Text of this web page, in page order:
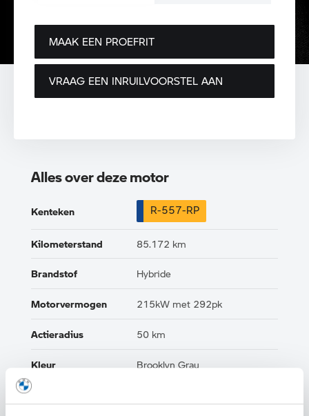
MAAK EEN PROEFRIT
VRAAG EEN INRUILVOORSTEL AAN
Alles over deze motor
Kenteken R-557-RP
Kilometerstand 85.172 km
Brandstof Hybride
Motorvermogen 215kW met 292pk
Actieradius 50 km
Kleur Brooklyn Grau